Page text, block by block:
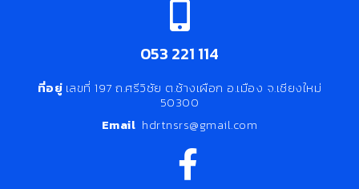
053 221 114
ที่อยู่ เลขที่ 197 ถ.ศรีวิชัย ต.ช้างเผือก อ.เมือง จ.เชียงใหม่
50300
Email hdrtnsrs@gmail.com